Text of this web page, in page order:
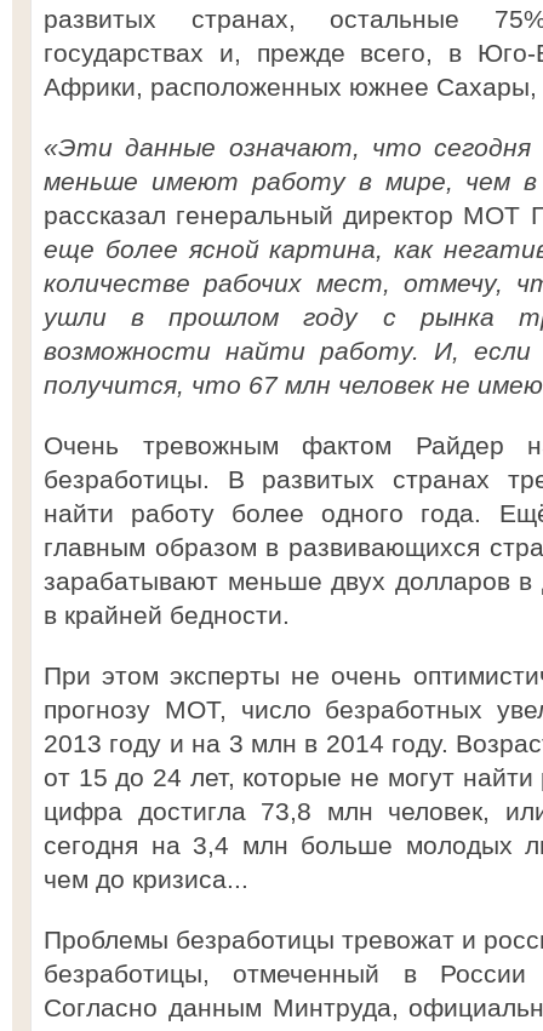
развитых странах, остальные
государствах и, прежде всего, в
Африки, расположенных южнее
«Эти данные означают, что сегодня
меньше имеют работу в мире, чем в
рассказал генеральный директор
еще более ясной картина, как
количестве рабочих мест, отмечу,
ушли в прошлом году с рынка
возможности найти работу. И,
получится, что 67 млн человек не
Очень тревожным фактом Райдер
безработицы. В развитых странах
найти работу более одного года.
главным образом в развивающихся
зарабатывают меньше двух долларов
в крайней бедности.
При этом эксперты не очень
прогнозу МОТ, число безработных
2013 году и на 3 млн в 2014 году.
от 15 до 24 лет, которые не могут
цифра достигла 73,8 млн человек,
сегодня на 3,4 млн больше молодых
чем до кризиса...
Проблемы безработицы тревожат и
безработицы, отмеченный в
Согласно данным Минтруда,